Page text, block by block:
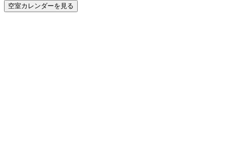
空室カレンダーを見る